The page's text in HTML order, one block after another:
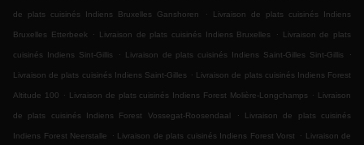
de plats cuisinés Indiens Bruxelles Ganshoren . Livraison de plats cuisinés Indiens
Bruxelles Etterbeek . Livraison de plats cuisinés Indiens Bruxelles . Livraison de plats
cuisinés Indiens Sint-Gillis . Livraison de plats cuisinés Indiens Saint-Gilles Sint-Gillis .
Livraison de plats cuisinés Indiens Saint-Gilles . Livraison de plats cuisinés Indiens Forest
Altitude 100 . Livraison de plats cuisinés Indiens Forest Molière-Longchamps . Livraison
de plats cuisinés Indiens Forest Vossegat-Roosendaal . Livraison de plats cuisinés
Indiens Forest Neerstalle . Livraison de plats cuisinés Indiens Forest Vorst . Livraison de